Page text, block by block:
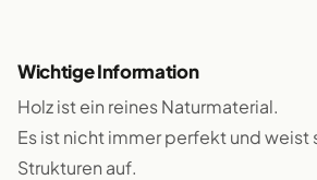
Wichtige Information
Holz ist ein reines Naturmaterial.
Es ist nicht immer perfekt und
Strukturen auf.